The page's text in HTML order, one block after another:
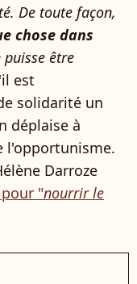
De toute façon,
chose dans
puisse être
est
solidarité un
déplaise à
l'opportunisme.
Darroze
"nourrir le